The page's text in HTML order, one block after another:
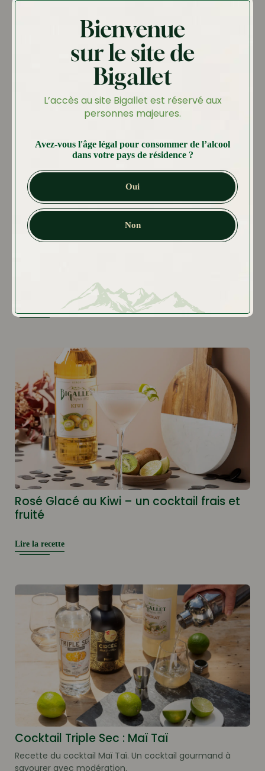
Bienvenue
sur le site de
Bigallet
L’accès au site Bigallet est réservé aux
personnes majeures.
Avez-vous l'âge légal pour consommer de l’alcool
dans votre pays de résidence ?
Oui
Non
Le Spritz au sirop de Pamplemousse Rose
Lire la recette
Rosé Glacé au Kiwi – un cocktail frais et
fruité
Lire la recette
Cocktail Triple Sec : Maï Taï
Recette du cocktail Maï Taï. Un cocktail gourmand à
savourer avec modération.